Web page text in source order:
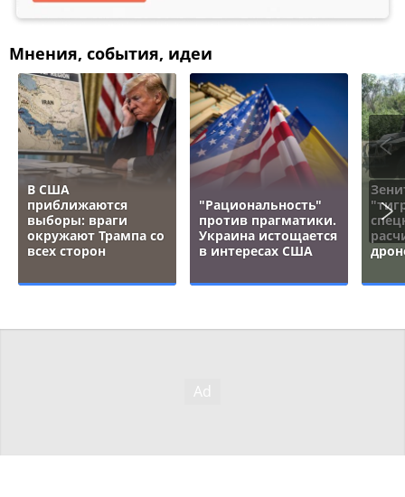
Мнения, события, идеи
В США
приближаются
выборы: враги
окружают Трампа со
всех сторон
"Рациональность"
против прагматики.
Украина истощается
в интересах США